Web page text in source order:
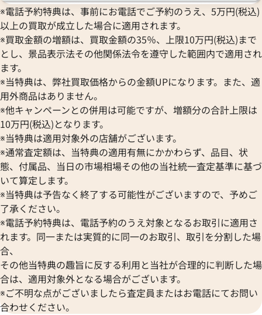
ンテール SM W25033P5
格
日時点の参考買取価格です
カルティエ パンテール ウォ
WSPN0006
540,000円
※2025年6月9日時点の参考買
Hermes
エルメス
OMEGA
オメガ
ORIENT
オリエント
ORIS
オリス
Audemars Piguet
オーデマ ピゲ
Vacheron Constantin
ヴァシュロン・コンスタンタン
Van Cleef & Arpels
ヴァンクリーフ＆アーペル
Versace
ヴェルサーチ
Wempe
STOWA
ストーヴァ
SEIKO
セイコー
CENTURY
センチュリー
ZENITH
ゼニス
ブランパン
BVLGARI
ブルガリ
Breguet
ブレゲ
BULOVA
ブローバ
Bell & Ross
ベル＆ロス
BAUME＆MERCIER
ボーム＆メルシエ
BALL Watch
ボール ウォッチ
※電話予約特典は、事前にお電話でご予約のうえ、5万円(税込)
以上の買取が成立した場合に適用されます。
※買取金額の増額は、買取金額の35％、上限10万円(税込)まで
とし、景品表示法その他関係法令を遵守した範囲内で適用され
ます。
※当特典は、弊社買取価格からの金額UPになります。また、適
用外商品はありません。
※他キャンペーンとの併用は可能ですが、増額分の合計上限は
10万円(税込)となります。
※当特典は適用対象外の店舗がございます。
※通常査定額は、当特典の適用有無にかかわらず、品目、状
態、付属品、当日の市場相場その他の当社統一査定基準に基づ
いて算定します。
※当特典は予告なく終了する可能性がございますので、予めご
了承ください。
※電話予約特典は、電話予約のうえ対象となるお取引に適用さ
れます。同一または実質的に同一のお取引、取引を分割した場
合、
その他当特典の趣旨に反する利用と当社が合理的に判断した場
合は、適用対象外となる場合がございます。
※ご不明な点がございましたら査定員またはお電話にてお問い
合わせください。